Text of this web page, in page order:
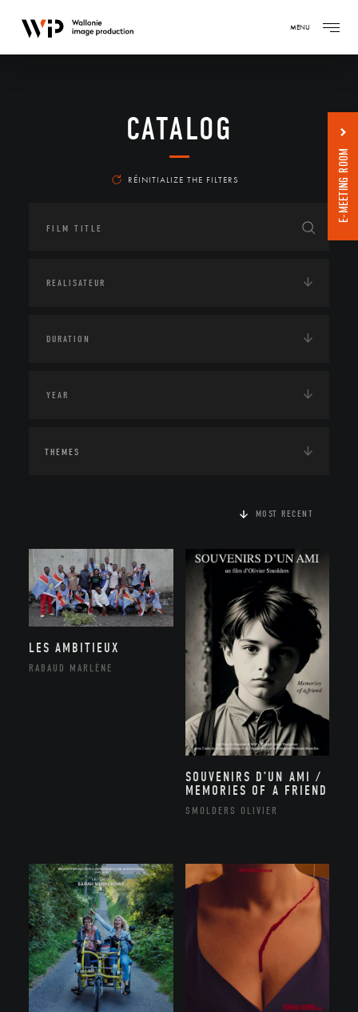
MENU
CATALOG
RÉINITIALIZE THE FILTERS
THEMES
MOST RECENT
LES AMBITIEUX
RABAUD MARLÈNE
SOUVENIRS D’UN AMI /
MEMORIES OF A FRIEND
SMOLDERS OLIVIER
E-MEETING ROOM